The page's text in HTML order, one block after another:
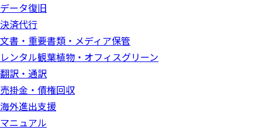
データ復旧
決済代行
文書・重要書類・メディア保管
レンタル観葉植物・オフィスグリーン
翻訳・通訳
売掛金・債権回収
海外進出支援
マニュアル